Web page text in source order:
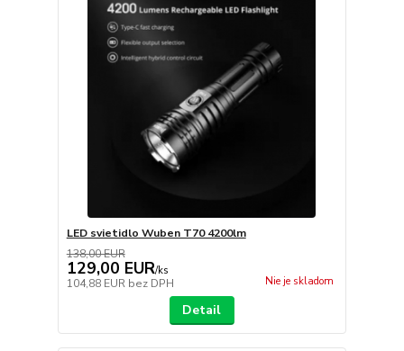
LED svietidlo Wuben T70 4200lm
138,00 EUR
129,00 EUR/ks
104,88 EUR bez DPH Nie je skladom
Detail